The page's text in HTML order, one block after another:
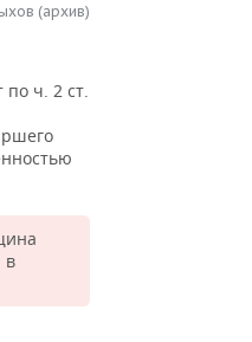
(архив)
ч. 2 ст.
в